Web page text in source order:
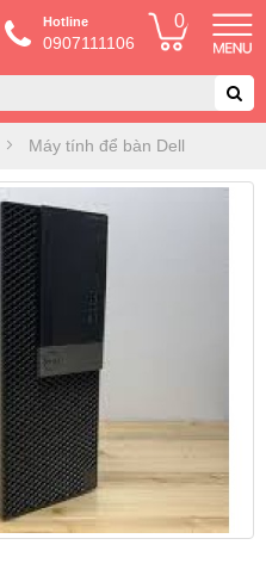
Hotline
0907111106
0
Máy tính để bàn Dell